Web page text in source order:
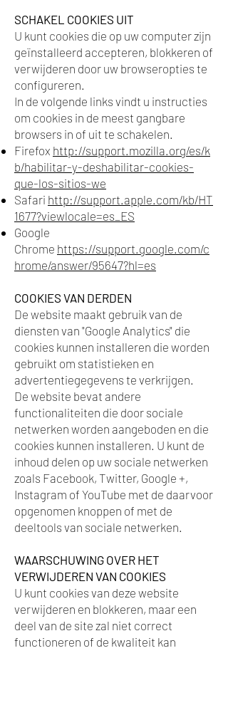
SCHAKEL COOKIES UIT
U kunt cookies die op uw computer zijn
geïnstalleerd accepteren, blokkeren of
verwijderen door uw browseropties te
configureren.
In de volgende links vindt u instructies
om cookies in de meest gangbare
browsers in of uit te schakelen.
Firefox http://support.mozilla.org/es/k
b/habilitar-y-deshabilitar-cookies-
que-los-sitios-we
Safari http://support.apple.com/kb/HT
1677?viewlocale=es_ES
Google
Chrome https://support.google.com/c
hrome/answer/95647?hl=es
COOKIES VAN DERDEN
De website maakt gebruik van de
diensten van "Google Analytics" die
cookies kunnen installeren die worden
gebruikt om statistieken en
advertentiegegevens te verkrijgen.
De website bevat andere
functionaliteiten die door sociale
netwerken worden aangeboden en die
cookies kunnen installeren. U kunt de
inhoud delen op uw sociale netwerken
zoals Facebook, Twitter, Google +,
Instagram of YouTube met de daarvoor
opgenomen knoppen of met de
deeltools van sociale netwerken.
WAARSCHUWING OVER HET
VERWIJDEREN VAN COOKIES
U kunt cookies van deze website
verwijderen en blokkeren, maar een
deel van de site zal niet correct
functioneren of de kwaliteit kan